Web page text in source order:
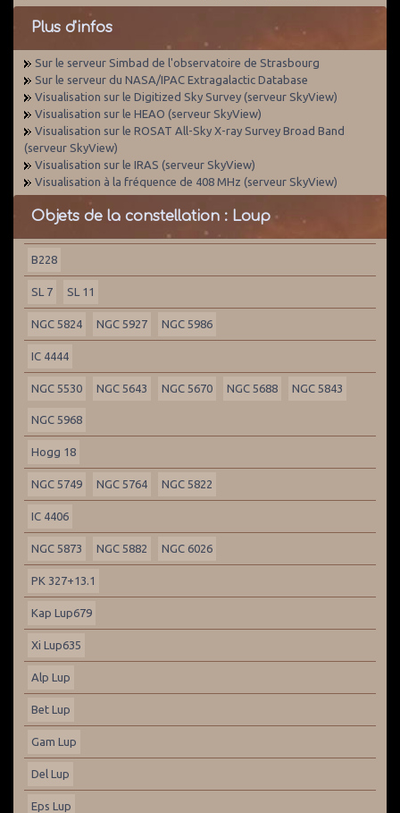
Plus d'infos
Sur le serveur Simbad de l'observatoire de Strasbourg
Sur le serveur du NASA/IPAC Extragalactic Database
Visualisation sur le Digitized Sky Survey (serveur SkyView)
Visualisation sur le HEAO (serveur SkyView)
Visualisation sur le ROSAT All-Sky X-ray Survey Broad Band
(serveur SkyView)
Visualisation sur le IRAS (serveur SkyView)
Visualisation à la fréquence de 408 MHz (serveur SkyView)
Objets de la constellation : Loup
B228
SL 7 SL 11
NGC 5824 NGC 5927 NGC 5986
IC 4444
NGC 5530 NGC 5643 NGC 5670 NGC 5688 NGC 5843
NGC 5968
Hogg 18
NGC 5749 NGC 5764 NGC 5822
IC 4406
NGC 5873 NGC 5882 NGC 6026
PK 327+13.1
Kap Lup679
Xi Lup635
Alp Lup
Bet Lup
Gam Lup
Del Lup
Eps Lup